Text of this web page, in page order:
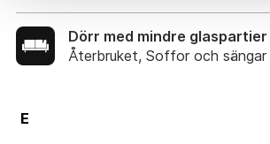
Dörr med mindre glaspartier
Återbruket, Soffor och sängar
E